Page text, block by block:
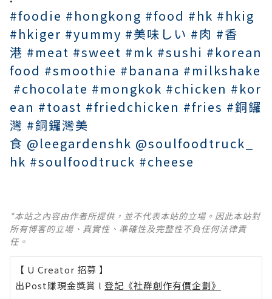
#foodie #hongkong #food #hk #hkig
#hkiger #yummy #美味しい #肉 #香
港 #meat #sweet #mk #sushi #korean
food #smoothie #banana #milkshake
#chocolate #mongkok #chicken #kor
ean #toast #friedchicken #fries #銅鑼
灣 #銅鑼灣美
食 @leegardenshk @soulfoodtruck_
hk #soulfoodtruck #cheese
*本站之內容由作者所提供，並不代表本站的立場。因此本站對
所有博客的立場、真實性、準確性及完整性不負任何法律責
任。
【 U Creator 招募 】
出Post賺現金獎賞 l 登記《社群創作有價企劃》